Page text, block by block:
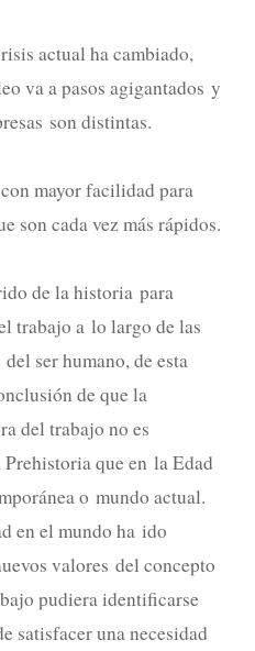
actual ha cambiado,
va a pasos agigantados y
son distintas.
mayor facilidad para
son cada vez más rápidos.
de la historia para
trabajo a lo largo de las
ser humano, de esta
de que la
del trabajo no es
que en la Edad
o mundo actual.
en el mundo ha ido
valores del concepto
pudiera identificarse
satisfacer una necesidad